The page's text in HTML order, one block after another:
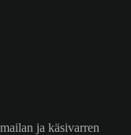
ja käsivarren